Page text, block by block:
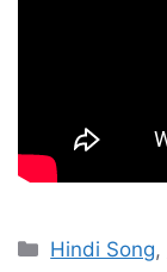
Categories
Hindi Song,